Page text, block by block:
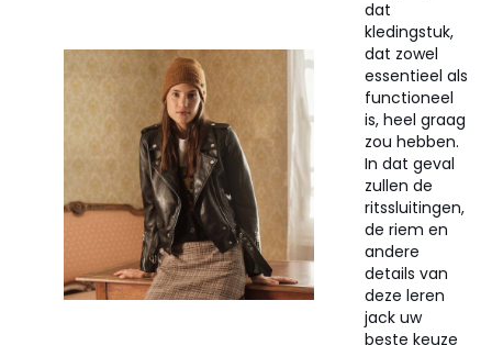
dat
kledingstuk,
dat zowel
essentieel als
functioneel
is, heel graag
zou hebben.
In dat geval
zullen de
ritssluitingen,
de riem en
andere
details van
deze leren
jack uw
beste keuze